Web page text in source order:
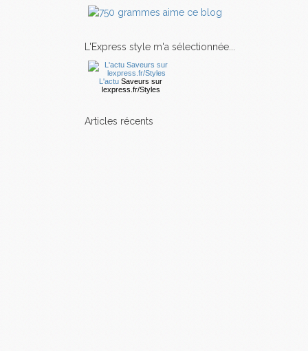
L'Express style m'a sélectionnée...
L'actu Saveurs sur
lexpress.fr/Styles
articles récents